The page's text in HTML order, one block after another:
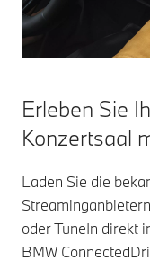
Erleben Sie
Konzertsaal
Laden Sie die
oder TuneIn direkt
BMW